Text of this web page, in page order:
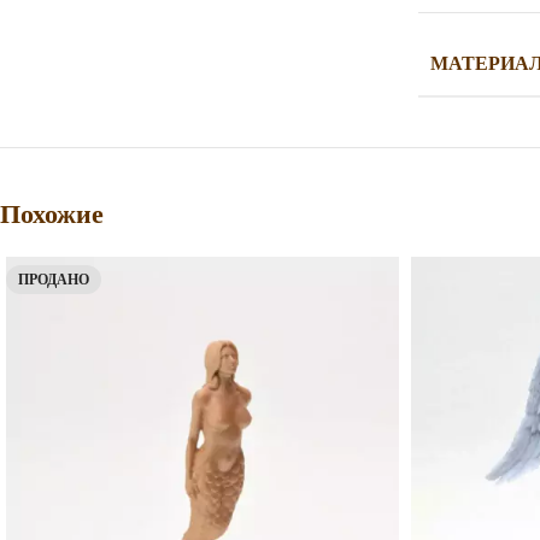
Похожие
ПРОДАНО